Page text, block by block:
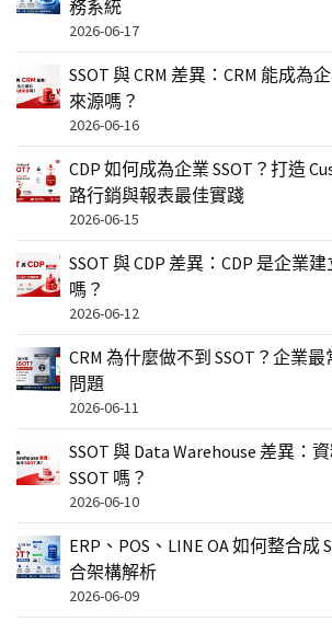
務系統
2026-06-17
SSOT 與 CRM 差異：CRM 能成為
來源嗎？
2026-06-16
CDP 如何成為企業 SSOT？打造
路行銷與報表最佳實踐
2026-06-15
SSOT 與 CDP 差異：CDP 是企業
嗎？
2026-06-12
CRM 為什麼做不到 SSOT？企業
問題
2026-06-11
SSOT 與 Data Warehouse 差異：
SSOT 嗎？
2026-06-10
ERP、POS、LINE OA 如何整合成
合架構解析
2026-06-09